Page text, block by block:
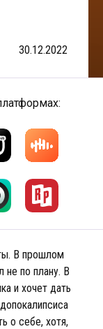
30.12.2022
В прошлом
не по плану. В
и хочет дать
о себе, хотя,